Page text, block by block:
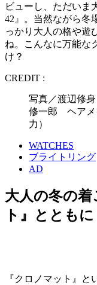
ビューし、ただいま
42』。当然ながら冬
っかり大人の格や遊
ね。こんなに万能な
け？
CREDIT :
写真／渡辺修
修一郎 ヘアメ
力）
WATCHES
ブライトリング
AD
大人の冬の
ト』とともに
『クロノマット』